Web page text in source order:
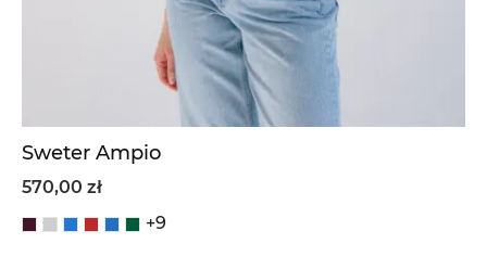
Sweter Ampio
570,00 zł
+9